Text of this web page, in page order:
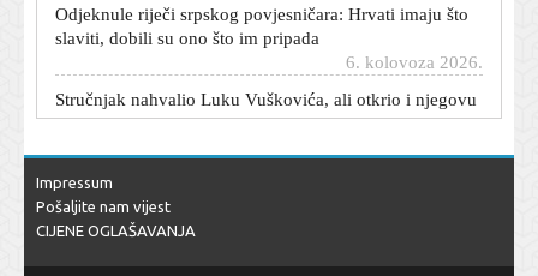
slaviti, dobili su ono što im pripada
Stručnjak nahvalio Luku Vuškovića, ali otkrio i njegovu
jedinu slabost
6. kolovoza 2026.
Mislite da su to valovi ili sunce? Nećete vjerovati što je
zapravo najopasnija stvar za djecu na plaži
Novi električni Mercedes sa 680 KS bio brži od Tesle s
više od 1000 KS
Impressum
Pošaljite nam vijest
CIJENE OGLAŠAVANJA